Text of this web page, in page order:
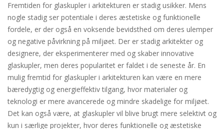
Fremtiden for glaskupler i arkitekturen er stadig usikker. Mens
nogle stadig ser potentiale i deres æstetiske og funktionelle
fordele, er der også en voksende bevidsthed om deres ulemper
og negative påvirkning på miljøet. Der er stadig arkitekter og
designere, der eksperimenterer med og skaber innovative
glaskupler, men deres popularitet er faldet i de seneste år. En
mulig fremtid for glaskupler i arkitekturen kan være en mere
bæredygtig og energieffektiv tilgang, hvor materialer og
teknologi er mere avancerede og mindre skadelige for miljøet.
Det kan også være, at glaskupler vil blive brugt mere selektivt og
kun i særlige projekter, hvor deres funktionelle og æstetiske